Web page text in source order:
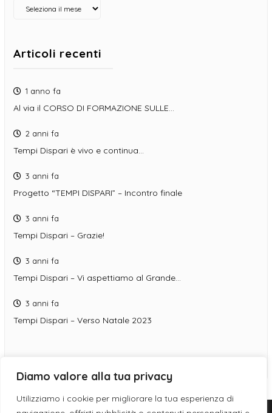
Diamo valore alla tua privacy
Utilizziamo i cookie per migliorare la tua esperienza di
Archivio
Articoli recenti
1 anno fa
Al via il CORSO DI FORMAZIONE SULLE…
2 anni fa
Tempi Dispari è vivo e continua…
3 anni fa
Progetto “TEMPI DISPARI” – Incontro finale
3 anni fa
Tempi Dispari – Grazie!
3 anni fa
Tempi Dispari – Vi aspettiamo al Grande…
3 anni fa
Tempi Dispari – Verso Natale 2023